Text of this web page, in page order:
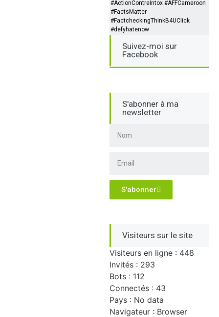
#ActionContreIntox #AFFCameroon
#FactsMatter
#FactcheckingThinkB4UClick
#defyhatenow
Suivez-moi sur
Facebook
S'abonner à ma
newsletter
S'abonner
Visiteurs sur le site
Visiteurs en ligne : 448
Invités : 293
Bots : 112
Connectés : 43
Pays : No data
Navigateur : Browser